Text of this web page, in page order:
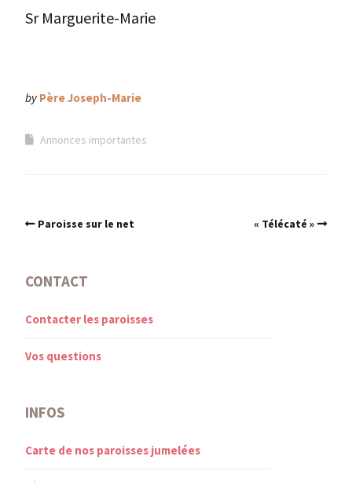
Sr Marguerite-Marie
by Père Joseph-Marie
Annonces importantes
Paroisse sur le net « Télécaté »
CONTACT
Contacter les paroisses
Vos questions
INFOS
Carte de nos paroisses jumelées